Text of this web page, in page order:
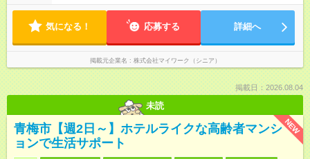
気になる！ 応募する 詳細へ
掲載元企業名 株式会社マイワーク（シニア）
掲載日：2026.08.04
未読
NEW
青梅市【週2日～】ホテルライクな高齢者マンシ
ョンで生活サポート